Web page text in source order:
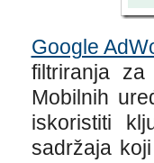
Google
filtriranja
Mobilnih
iskoristiti
sadržaja